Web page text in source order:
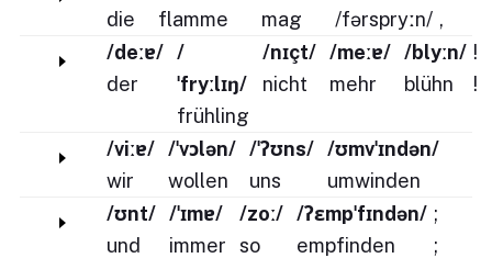
die
flamme
mag
/fərspryːn/ ,
/deːɐ/
der
/
ˈfryːlɪŋ/
frühling
/nɪçt/
nicht
/meːɐ/
mehr
/blyːn/
blühn
!
!
/viːɐ/
wir
/ˈvɔlən/
wollen
/ˈʔʊns/
uns
/ʊmvˈɪndən/
umwinden
/ʊnt/
und
/ˈɪmɐ/
immer
/zoː/
so
/ʔɛmpˈfɪndən/
empfinden
;
;